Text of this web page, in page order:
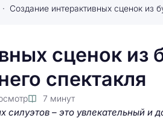
сценок
спектакля
7 минут
– это увлекательный и